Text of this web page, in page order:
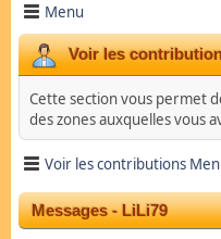
Menu
Voir les
Cette section vous permet
des zones auxquelles vous
Voir les contributions
Messages - LiLi79